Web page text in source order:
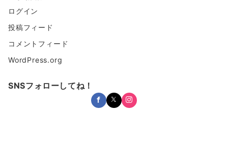
ログイン
投稿フィード
コメントフィード
WordPress.org
SNSフォローしてね！